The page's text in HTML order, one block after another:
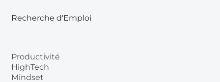
Recherche d'Emploi
Productivité
HighTech
Mindset